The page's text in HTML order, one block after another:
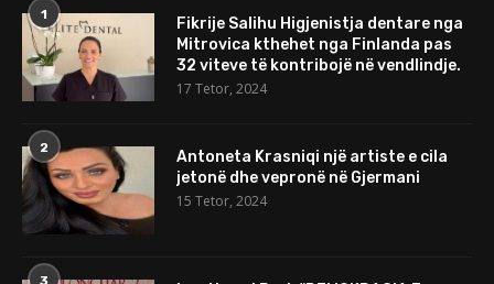
1
Fikrije Salihu Higjenistja dentare nga
Mitrovica kthehet nga Finlanda pas
32 viteve të kontribojë në vendlindje.
17 Tetor, 2024
2
Antoneta Krasniqi një artiste e cila
jetonë dhe vepronë në Gjermani
15 Tetor, 2024